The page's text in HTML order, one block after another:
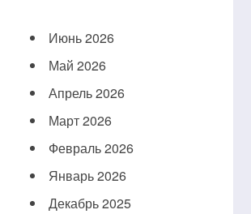
Июнь 2026
Май 2026
Апрель 2026
Март 2026
Февраль 2026
Январь 2026
Декабрь 2025